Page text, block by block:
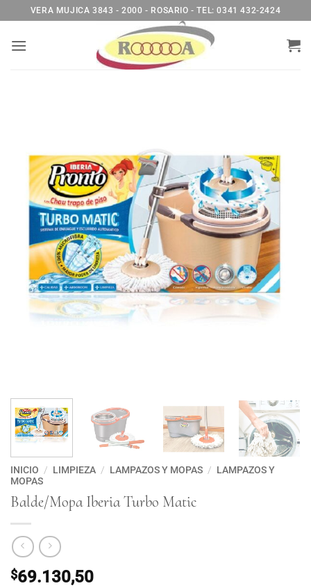
al
contenido
VERA MUJICA 3843 - 2000 - ROSARIO - TEL: 0341 432-2424
INICIO / LIMPIEZA / LAMPAZOS Y MOPAS / LAMPAZOS Y
MOPAS
Balde/Mopa Iberia Turbo Matic
$69.130,50